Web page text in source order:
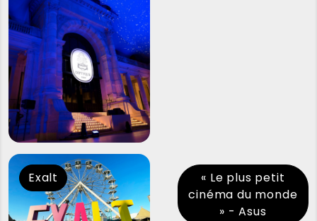
Exalt
« Le plus petit
cinéma du monde
» - Asus